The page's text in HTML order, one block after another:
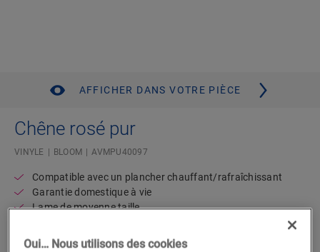
AFFICHER DANS VOTRE PIÈCE
Chêne rosé pur
VINYLE BLOOM AVMPU40097
Compatible avec un plancher chauffant/rafraîchissant
Garantie domestique à vie
Lame de moyenne taille
Résistant à l’eau
Oui… Nous utilisons des cookies